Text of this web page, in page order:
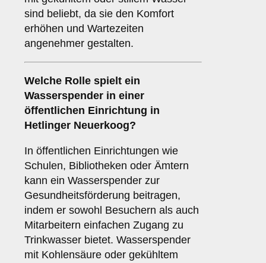
sind beliebt, da sie den Komfort
erhöhen und Wartezeiten
angenehmer gestalten.
Welche Rolle spielt ein
Wasserspender in einer
öffentlichen Einrichtung in
Hetlinger Neuerkoog?
In öffentlichen Einrichtungen wie
Schulen, Bibliotheken oder Ämtern
kann ein Wasserspender zur
Gesundheitsförderung beitragen,
indem er sowohl Besuchern als auch
Mitarbeitern einfachen Zugang zu
Trinkwasser bietet. Wasserspender
mit Kohlensäure oder gekühltem